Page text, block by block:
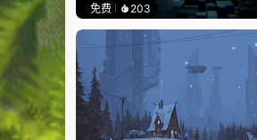
免费 203